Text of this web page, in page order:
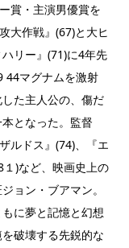
賞・主演男優賞を
大作戦』(67)と大ヒ
リー』(71)に4年先
44マグナムを激射
た主人公の、傷だ
となった。監督
ルドス』(74)、『エ
)など、映画史上の
ョン・ブアマン。
に夢と記憶と幻想
破壊する先鋭的な